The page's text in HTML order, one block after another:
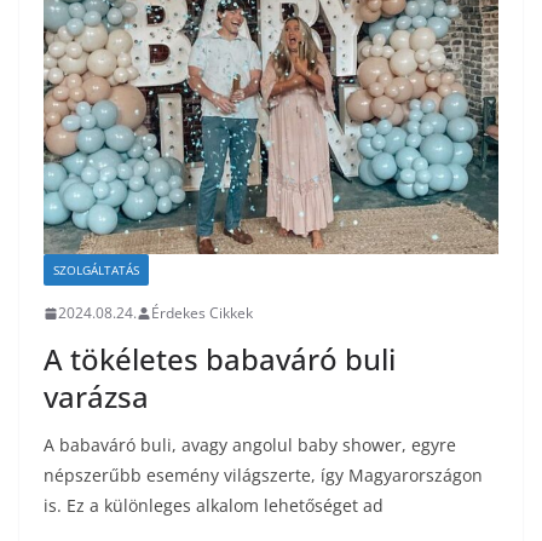
SZOLGÁLTATÁS
2024.08.24. Érdekes Cikkek
A tökéletes babaváró buli
varázsa
A babaváró buli, avagy angolul baby shower, egyre
népszerűbb esemény világszerte, így Magyarországon
is. Ez a különleges alkalom lehetőséget ad